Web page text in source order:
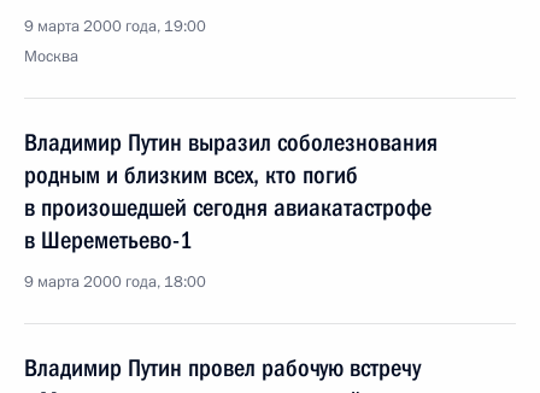
9 марта 2000 года, 19:00
Москва
Владимир Путин выразил соболезнования
родным и близким всех, кто погиб
в произошедшей сегодня авиакатастрофе
в Шереметьево-1
9 марта 2000 года, 18:00
Владимир Путин провел рабочую встречу